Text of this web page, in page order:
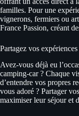
familles. Pour une
vignerons, fermiers ou
France Passion, créant
Partagez vos
Avez-vous déjà eu
camping-car ? Chaque
d’entendre vos propres
vous adoré ? Partager
maximiser leur séjour et